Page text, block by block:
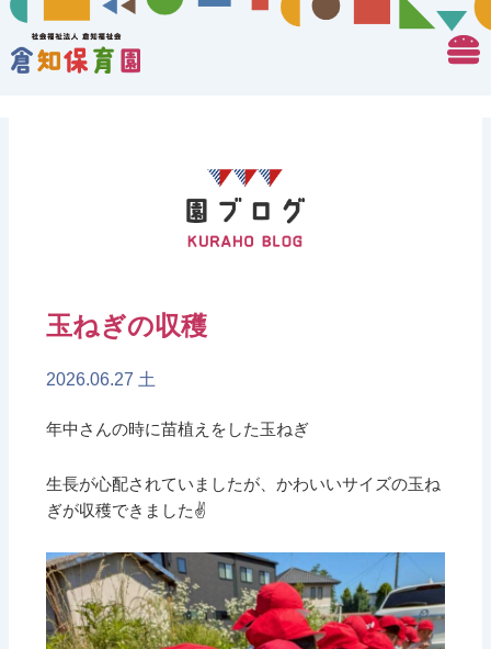
玉ねぎの収穫
2026.06.27 土
年中さんの時に苗植えをした玉ねぎ
生長が心配されていましたが、かわいいサイズの玉ね
ぎが収穫できました✌